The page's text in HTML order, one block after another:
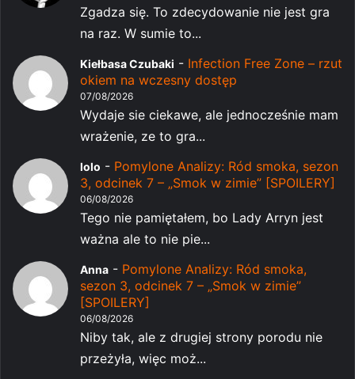
Zgadza się. To zdecydowanie nie jest gra
na raz. W sumie to...
Kiełbasa Czubaki - Infection Free Zone – rzut
okiem na wczesny dostęp
07/08/2026
Wydaje sie ciekawe, ale jednocześnie mam
wrażenie, ze to gra...
lolo - Pomylone Analizy: Ród smoka, sezon
3, odcinek 7 – „Smok w zimie” [SPOILERY]
06/08/2026
Tego nie pamiętałem, bo Lady Arryn jest
ważna ale to nie pie...
Anna - Pomylone Analizy: Ród smoka,
sezon 3, odcinek 7 – „Smok w zimie”
[SPOILERY]
06/08/2026
Niby tak, ale z drugiej strony porodu nie
przeżyła, więc moż...